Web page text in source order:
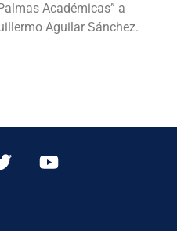
Académicas” a
Aguilar Sánchez.